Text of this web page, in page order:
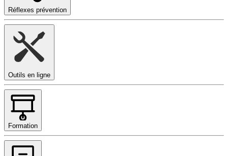
Réflexes prévention
Outils en ligne
Formation